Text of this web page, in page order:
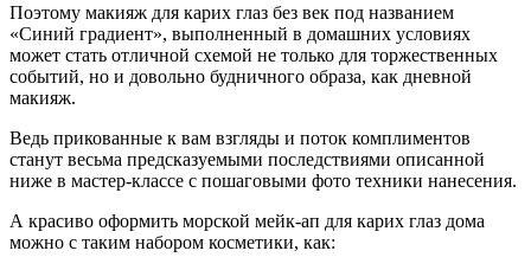
Поэтому макияж для карих глаз без век под названием
«Синий градиент», выполненный в домашних условиях
может стать отличной схемой не только для торжественных
событий, но и довольно будничного образа, как дневной
макияж.
Ведь прикованные к вам взгляды и поток комплиментов
станут весьма предсказуемыми последствиями описанной
ниже в мастер-классе с пошаговыми фото техники нанесения.
А красиво оформить морской мейк-ап для карих глаз дома
можно с таким набором косметики, как: